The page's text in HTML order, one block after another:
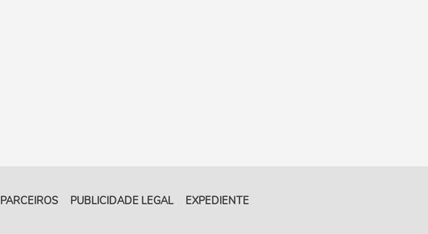
PARCEIROS PUBLICIDADE LEGAL EXPEDIENTE